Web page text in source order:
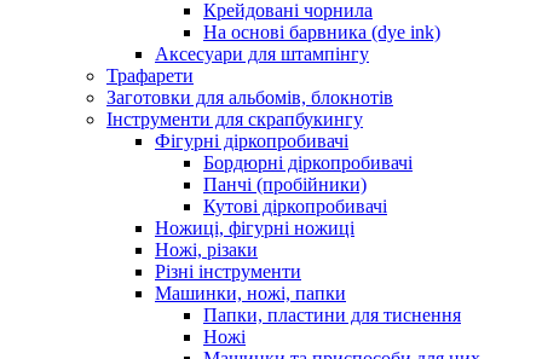
Крейдовані чорнила
На основі барвника (dye ink)
Аксесуари для штампінгу
Трафарети
Заготовки для альбомів, блокнотів
Інструменти для скрапбукингу
Фігурні діркопробивачі
Бордюрні діркопробивачі
Панчі (пробійники)
Кутові діркопробивачі
Ножиці, фігурні ножиці
Ножі, різаки
Різні інструменти
Машинки, ножі, папки
Папки, пластини для тиснення
Ножі